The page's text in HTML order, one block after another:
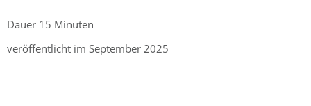
Dauer 15 Minuten
veröffentlicht im September 2025